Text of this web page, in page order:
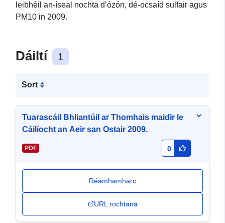
leibhéil an-íseal nochta d’ózón, dé-ocsaíd sulfair agus
PM10 in 2009.
Dáiltí 1
Sort
Tuarascáil Bhliantúil ar Thomhais maidir le
Cáilíocht an Aeir san Ostair 2009.
PDF - 0
Réamhamharc
URL rochtana